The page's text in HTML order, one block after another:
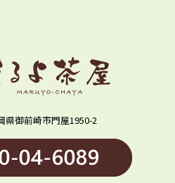
県御前崎市門屋1950-2